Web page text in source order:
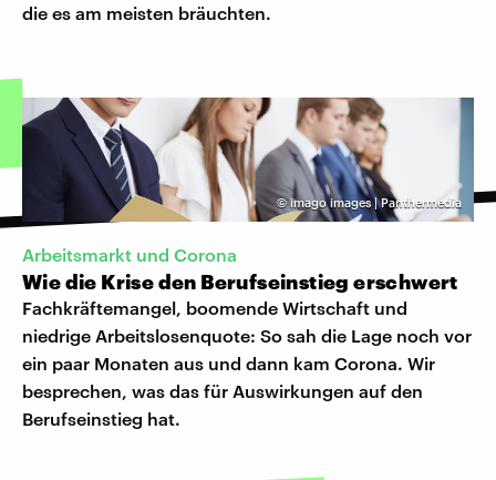
die es am meisten bräuchten.
©imago images | Panthermedia
Arbeitsmarkt und Corona
Wie die Krise den Berufseinstieg erschwert
Fachkräftemangel, boomende Wirtschaft und
niedrige Arbeitslosenquote: So sah die Lage noch vor
ein paar Monaten aus und dann kam Corona. Wir
besprechen, was das für Auswirkungen auf den
Berufseinstieg hat.